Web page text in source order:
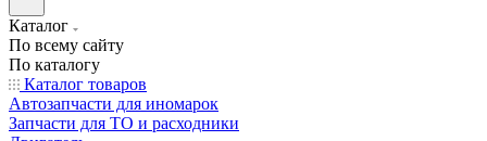
Каталог
По всему сайту
По каталогу
Каталог товаров
Автозапчасти для иномарок
Запчасти для ТО и расходники